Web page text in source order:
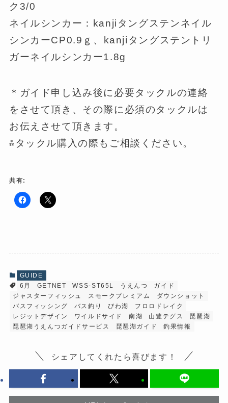
ク3/0
ネイルシンカー：kanjiタングステンネイル
シンカーCP0.9ｇ、kanjiタングステントリ
ガーネイルシンカー1.8g
＊ガイド申し込み後に必要タックルの連絡
をさせて頂き、その際に必須のタックルは
お伝えさせて頂きます。
⁂タックル購入の際もご相談ください。
共有:
F
k
有
す
る
に
は
ク
リ
ッ
ク
し
ク
で
(
新
し
い
ウ
ィ
ン
ド
ウ
す
GUIDE
6月
GETNET WSS-ST65L うえんつ
ガイド
ジャスターフィッシュ
スモークプレミアム
ダウンショット
バスフィッシング
バス釣り びわ湖
フロロドレイク
レジットデザイン
ワイルドサイド 南湖 山豊テグス
琵琶湖
琵琶湖うえんつガイドサービス
琵琶湖ガイド 釣果情報
シェアしてくれたら喜びます！